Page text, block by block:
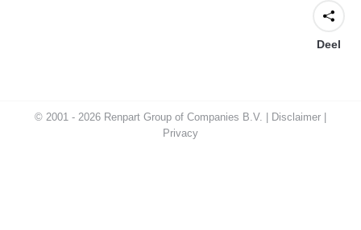
Deel
© 2001 - 2026 Renpart Group of Companies B.V. | Disclaimer |
Privacy